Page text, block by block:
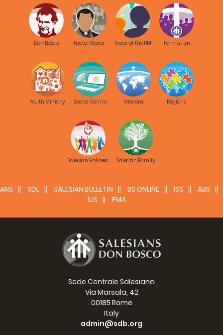
若要這樣，我們需要從慈幼會會士的角度，再次閱讀教宗方濟各的
《福音的喜樂》。因此，我們希望，不要忘記GC27的訓示，並且
作為鮑思高神父的慈幼會會士，需要熱切地生活此刻這整個教會更
新傳教使命的良機。這小冊子後面所提供的反思問題，以及其他在
會士和團體心靈上浮現的問題，如果我們認真面對，可以帶來會院
願慈幼家庭的眾多傳教士聖者，啟發和支援我們！
總部傳教議員
Guillermo Basanes神父
傳教部門設法從傳教角度，反思如何實踐GC27議決，以幫助會士
以終身傳教的心境 ，生活慈幼會的獻身生活。願這反思能在每一位
慈幼會會士心內，引發創意的火花，宣揚福音（4, 54） ，猶如一
修會的必然特徵，以推動所有合乎神恩的教育與牧民項目。會憲
138條則具體指出，傳教議員的責任，是要策勵整個修會的傳教精
在全代會的討論過程，以及最後文件之內，GC27全代會恆常參照
主教會議後教宗的宗座勸諭《福音的喜樂》。因此，從傳教角度再
研讀GC27，有需要從慈幼會的角度，以及適當地參照這宗座勸
諭。這份由傳教部門準備的資料，旨在孕育氛圍，加強傳教意識和
慈幼生命－「終身傳教」的心境
作為一個無國界教會內不斷向前的修會，他經常開放門戶 ；這次從
傳教角度的研讀，是一種整合式的閱讀，需要每一位慈幼會會士，
Don Bosco Rector Major Vicar of the RM Formation
Youth Ministry Social Comm. Missions Regions
Salesian Holiness Salesian Family
ANS SDL SALESIAN BULLETIN BS ONLINE ISS
ABS
IUS
FMA
Sede Centrale Salesiana
Via Marsala, 42
00185 Rome
Italy
admin@sdb.org